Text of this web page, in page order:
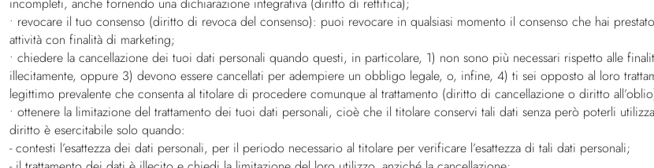
• revocare il tuo consenso (diritto di revoca del consenso): puoi revocare in qualsiasi momento il consenso che hai
attività con finalità di marketing;
• chiedere la cancellazione dei tuoi dati personali quando questi, in particolare, 1) non sono più necessari rispetto alle
illecitamente, oppure 3) devono essere cancellati per adempiere un obbligo legale, o, infine, 4) ti sei opposto al loro
legittimo prevalente che consenta al titolare di procedere comunque al trattamento (diritto di cancellazione o diritto
• ottenere la limitazione del trattamento dei tuoi dati personali, cioè che il titolare conservi tali dati senza però poterli
diritto è esercitabile solo quando:
- contesti l’esattezza dei dati personali, per il periodo necessario al titolare per verificare l’esattezza di tali dati personali;